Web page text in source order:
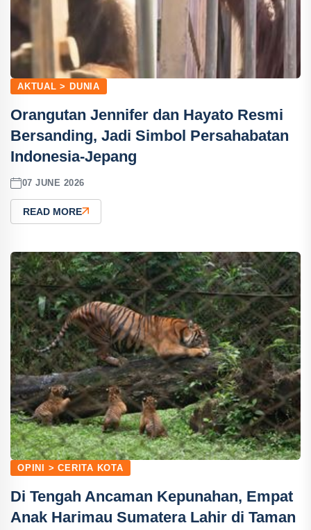
AKTUAL > DUNIA
Orangutan Jennifer dan Hayato Resmi
Bersanding, Jadi Simbol Persahabatan
Indonesia-Jepang
07 JUNE 2026
READ MORE
OPINI > CERITA KOTA
Di Tengah Ancaman Kepunahan, Empat
Anak Harimau Sumatera Lahir di Taman